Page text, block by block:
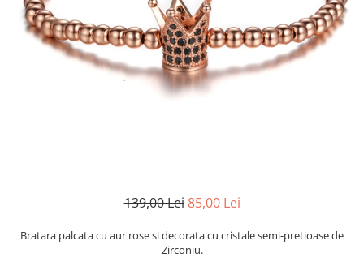
CERCEI
CEASURI DAMA
139,00 Lei 85,00 Lei
Bratara palcata cu aur rose si decorata cu cristale semi-pretioase de
Zirconiu.